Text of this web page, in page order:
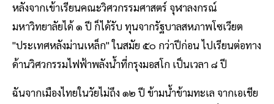
หลังจากเข้าเรียนคณะวิศวกรรมศาสตร์ จุฬาลงกรณ์
มหาวิทยาลัยได้ ๑ ปี ก็ได้รับ ทุนจากรัฐบาลสหภาพโซเวียต
"ประเทศหลังม่านเหล็ก" ในสมัย ๕๐ กว่าปีก่อน ไปเรียนต่อทาง
ด้านวิศวกรรมไฟฟ้าพลังน้ำที่กรุงมอสโก เป็นเวลา ๘ ปี
ฉันจากเมืองไทยในวัยไม่ถึง ๑๒ ปี ข้ามน้ำข้ามทะเล จากเอเชีย